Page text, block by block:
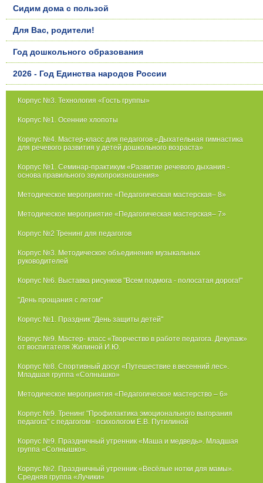
Сидим дома с пользой
Для Вас, родители!
Год дошкольного образования
2026 - Год Единства народов России
Корпус №3. Технология «Гость группы»
Корпус №1. Осенние хлопоты
Корпус №4. Мастер-класс для педагогов «Дыхательная гимнастика
для речевого развития у детей дошкольного возраста»
Корпус №1. Семинар-практикум «Развитие речевого дыхания -
основа правильного звукопроизношения»
Методическое мероприятие «Педагогическая мастерская– 8»
Методическое мероприятие «Педагогическая мастерская– 7»
Корпус №2 Тренинг для педагогов
Корпус №3. Методическое объединение музыкальных
руководителей
Корпус №6. Выставка рисунков "Всем подмога - полосатая дорога!"
"День прощания с летом"
Корпус №1. Праздник "День защиты детей"
Корпус №9. Мастер- класс «Творчество в работе педагога. Декупаж»
от воспитателя Жилиной И.Ю.
Корпус №8. Спортивный досуг «Путешествие в весенний лес».
Младшая группа «Солнышко»
Методическое мероприятия «Педагогическое мастерство – 6»
Корпус №9. Тренинг "Профилактика эмоционального выгорания
педагога" с педагогом - психологом Е.В. Путилиной
Корпус №9. Праздничный утренник «Маша и медведь». Младшая
группа «Солнышко».
Корпус №2. Праздничный утренник «Весёлые нотки для мамы».
Средняя группа «Лучики»